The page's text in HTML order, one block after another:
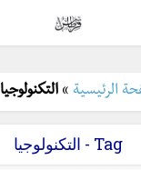
الرئيسية »التكنولوجيا
Tag - التكنولوجيا